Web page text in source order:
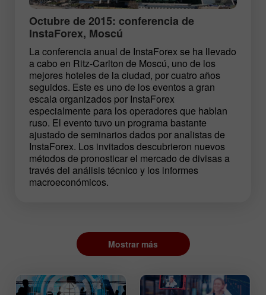
Octubre de 2015: conferencia de
InstaForex, Moscú
La conferencia anual de InstaForex se ha llevado
a cabo en Ritz-Carlton de Moscú, uno de los
mejores hoteles de la ciudad, por cuatro años
seguidos. Este es uno de los eventos a gran
escala organizados por InstaForex
especialmente para los operadores que hablan
ruso. El evento tuvo un programa bastante
ajustado de seminarios dados por analistas de
InstaForex. Los invitados descubrieron nuevos
métodos de pronosticar el mercado de divisas a
través del análisis técnico y los informes
macroeconómicos.
Mostrar más